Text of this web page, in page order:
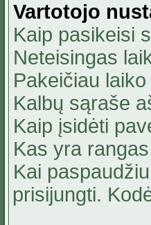
Vartotojo
Kaip pasikeisi
Neteisingas
Pakeičiau
Kalbų sąraše
Kaip įsidėti
Kas yra
Kai
prisijungti.